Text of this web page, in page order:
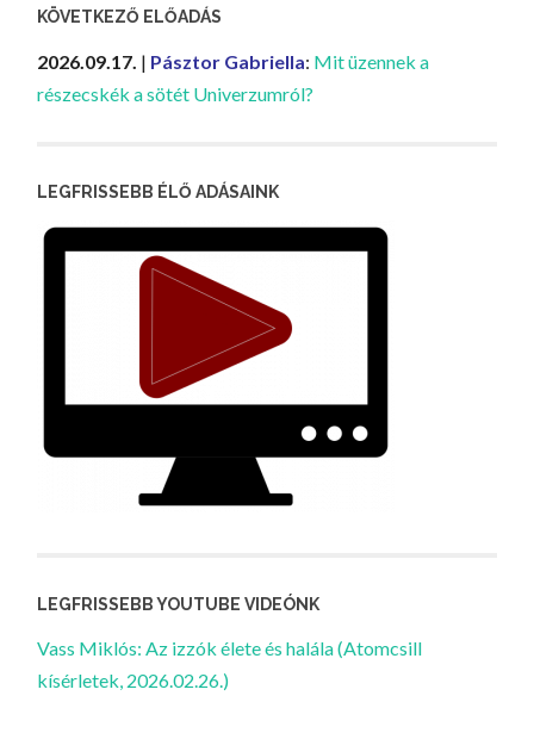
KÖVETKEZŐ ELŐADÁS
2026.09.17. | Pásztor Gabriella: Mit üzennek a
részecskék a sötét Univerzumról?
LEGFRISSEBB ÉLŐ ADÁSAINK
LEGFRISSEBB YOUTUBE VIDEÓNK
Vass Miklós: Az izzók élete és halála (Atomcsill
kísérletek, 2026.02.26.)